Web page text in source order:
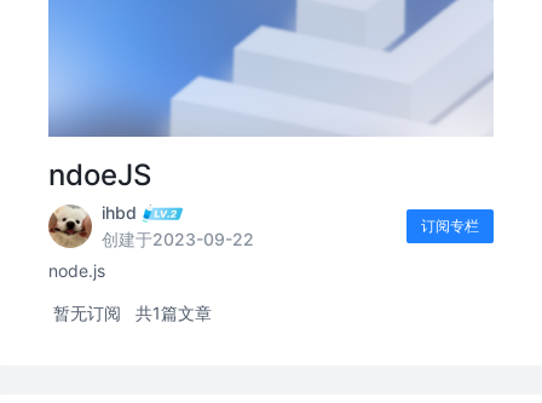
ndoeJS
ihbd
创建于2023-09-22
订阅专栏
node.js
暂无订阅 共1篇文章